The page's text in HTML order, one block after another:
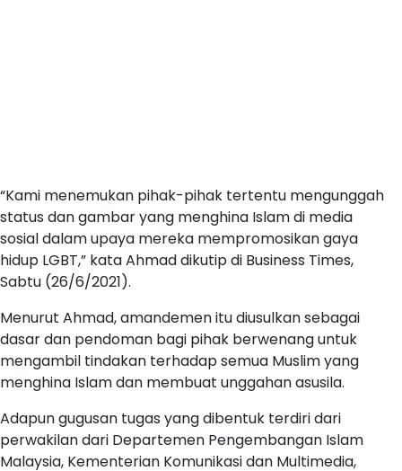
“Kami menemukan pihak-pihak tertentu mengunggah
status dan gambar yang menghina Islam di media
sosial dalam upaya mereka mempromosikan gaya
hidup LGBT,” kata Ahmad dikutip di Business Times,
Sabtu (26/6/2021).
Menurut Ahmad, amandemen itu diusulkan sebagai
dasar dan pendoman bagi pihak berwenang untuk
mengambil tindakan terhadap semua Muslim yang
menghina Islam dan membuat unggahan asusila.
Adapun gugusan tugas yang dibentuk terdiri dari
perwakilan dari Departemen Pengembangan Islam
Malaysia, Kementerian Komunikasi dan Multimedia,